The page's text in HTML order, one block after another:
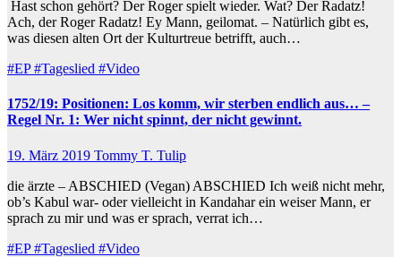
Hast schon gehört? Der Roger spielt wieder. Wat? Der Radatz!
Ach, der Roger Radatz! Ey Mann, geilomat. – Natürlich gibt es,
was diesen alten Ort der Kulturtreue betrifft, auch…
#EP#Tageslied #Video
1752/19: Positionen: Los komm, wir sterben endlich aus… –
Regel Nr. 1: Wer nicht spinnt, der nicht gewinnt.
19. März 2019 Tommy T. Tulip
die ärzte – ABSCHIED (Vegan) ABSCHIED Ich weiß nicht mehr,
ob’s Kabul war- oder vielleicht in Kandahar ein weiser Mann, er
sprach zu mir und was er sprach, verrat ich…
#EP#Tageslied #Video